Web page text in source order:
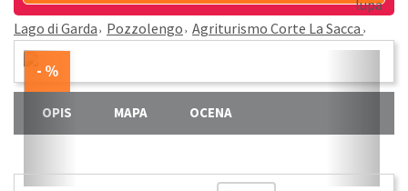
Lago di Garda Pozzolengo Agriturismo Corte La Sacca
OPIS MAPA OCENA